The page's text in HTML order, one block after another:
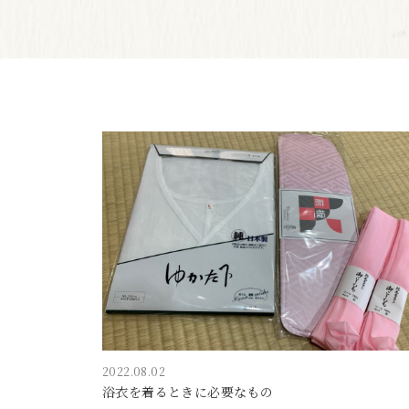
2022.08.02
浴衣を着るときに必要なもの